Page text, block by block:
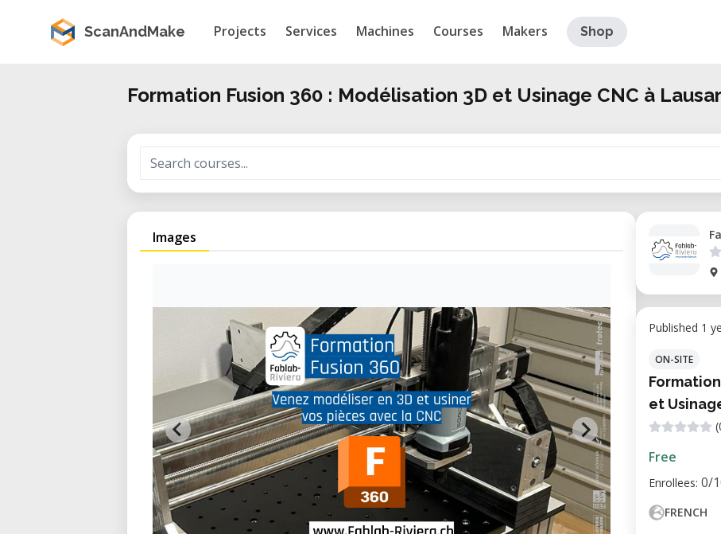
ScanAndMake Projects Services Machines Courses Makers Shop
Formation Fusion 360 : Modélisation 3D et Usinage CNC à
Images
Published 1
ON-SITE
et
Free
Enrollees: 0/
FRENCH